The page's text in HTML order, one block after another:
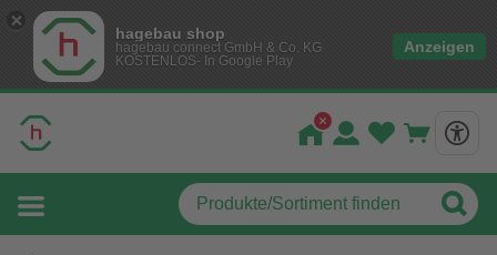
hagebau shop
hagebau connect GmbH & Co. KG
KOSTENLOS- In Google Play
Anzeigen